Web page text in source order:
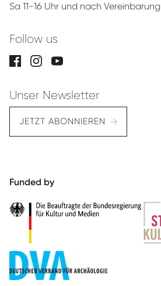
Sa 11-16 Uhr und nach Vereinbarung
Follow us
Unser Newsletter
JETZT ABONNIEREN
Funded by